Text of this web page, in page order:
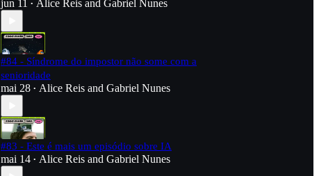
jun 11 • Alice Reis and Gabriel Nunes
#84 - Síndrome do impostor não some com a
senioridade
mai 28 • Alice Reis and Gabriel Nunes
#83 - Este é mais um episódio sobre IA
mai 14 • Alice Reis and Gabriel Nunes